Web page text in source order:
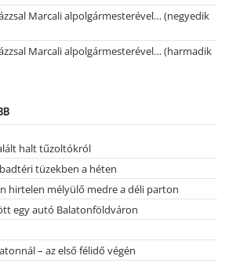
Marcali alpolgármesterével… (negyedik
Marcali alpolgármesterével… (harmadik
halt tűzoltókról
tüzekben a héten
hirtelen mélyülő medre a déli parton
egy autó Balatonföldváron
– az első félidő végén